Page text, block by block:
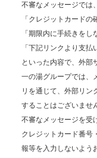
不審なメッセージでは、
「クレジットカードの
「期限内に手続きをし
「下記リンクより支払
といった内容で、外部
一の湯グループでは、
リを通じて、外部リン
することはございませ
不審なメッセージを受
クレジットカード番号
報等を入力しないよう